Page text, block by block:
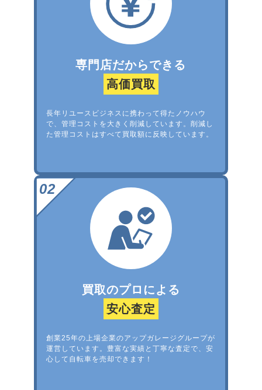
専門店だからできる
高価買取
長年リユースビジネスに携わって得たノウハウ
で、管理コストを大きく削減しています。削減し
た管理コストはすべて買取額に反映しています。
買取のプロによる
安心査定
創業25年の上場企業のアップガレージグループが
運営しています。豊富な実績と丁寧な査定で、安
心して自転車を売却できます！